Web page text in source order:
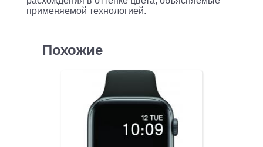
применяемой технологией.
Похожие